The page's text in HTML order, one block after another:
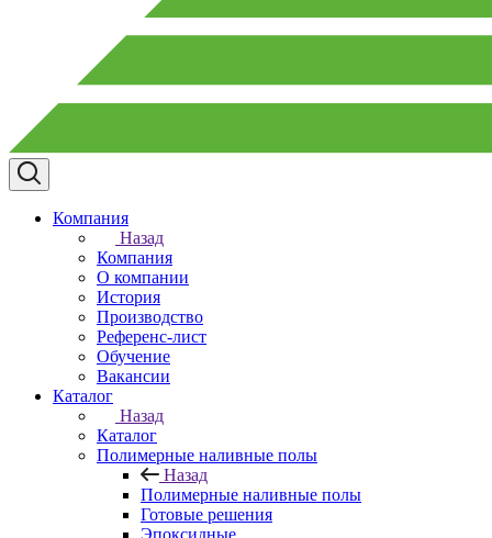
Компания
Назад
Компания
О компании
История
Производство
Референс-лист
Обучение
Вакансии
Каталог
Назад
Каталог
Полимерные наливные полы
Назад
Полимерные наливные полы
Готовые решения
Эпоксидные